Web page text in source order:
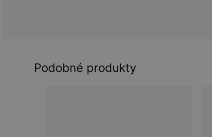
Podobné produkty